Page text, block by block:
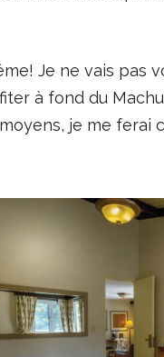
Je ne vais pas
à fond du
je me